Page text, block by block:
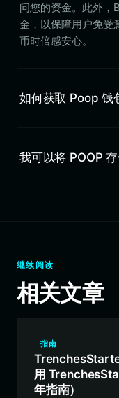
问您的资金。此外
金，以保障用户免受
币时倍感安心。
如何获取 Poop 钱
我可以将 POOP
继续阅读
相关文章
指南
用
年指南）